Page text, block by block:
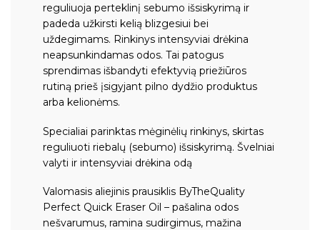
reguliuoja perteklinį sebumo išsiskyrimą ir
padeda užkirsti kelią blizgesiui bei
uždegimams. Rinkinys intensyviai drėkina
neapsunkindamas odos. Tai patogus
sprendimas išbandyti efektyvią priežiūros
rutiną prieš įsigyjant pilno dydžio produktus
arba kelionėms.
Specialiai parinktas mėginėlių rinkinys, skirtas
reguliuoti riebalų (sebumo) išsiskyrimą. Švelniai
valyti ir intensyviai drėkina odą
Valomasis aliejinis prausiklis ByTheQuality
Perfect Quick Eraser Oil – pašalina odos
nešvarumus, ramina sudirgimus, mažina